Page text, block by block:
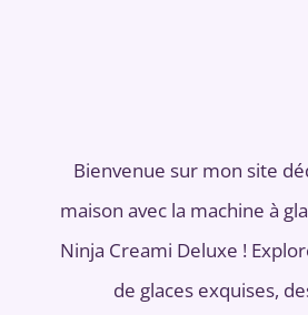
Bienvenue sur mon site
maison avec la machine à
Ninja Creami Deluxe !
de glaces exquises,